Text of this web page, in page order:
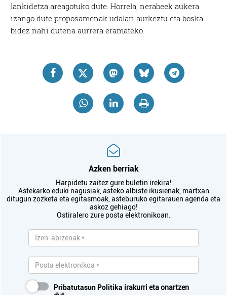
lankidetza areagotuko dute. Horrela, nerabeek aukera
izango dute proposamenak udalari aurkeztu eta boska
bidez nahi dutena aurrera eramateko.
Azken berriak
Harpidetu zaitez gure buletin irekira!
Astekarko eduki nagusiak, asteko albiste ikusienak, martxan
ditugun zozketa eta egitasmoak, asteburuko egitarauen agenda eta
askoz gehiago!
Ostiralero zure posta elektronikoan.
Pribatutasun Politika irakurri eta onartzen